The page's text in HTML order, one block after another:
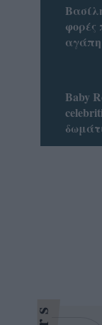
φορές
αγάπη
Baby